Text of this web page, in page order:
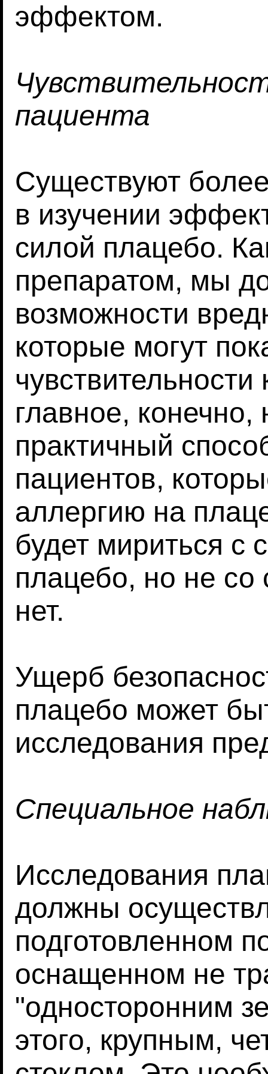
эффектом.
пациента
Существуют
в изучении
силой плацебо.
препаратом, мы
возможности
которые могут
главное,
практичный
пациентов,
аллергию на
будет мириться с
плацебо, но не со
нет.
Ущерб
плацебо может
исследования
Специальное
Исследования
должны
подготовленном
оснащенном не
"односторонним
этого, крупным,